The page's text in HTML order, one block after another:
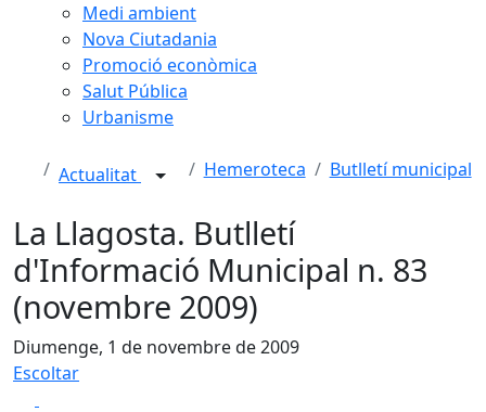
Medi ambient
Nova Ciutadania
Promoció econòmica
Salut Pública
Urbanisme
Actualitat Hemeroteca Butlletí municipal
La Llagosta. Butlletí
d'Informació Municipal n. 83
(novembre 2009)
Diumenge, 1 de novembre de 2009
Escoltar